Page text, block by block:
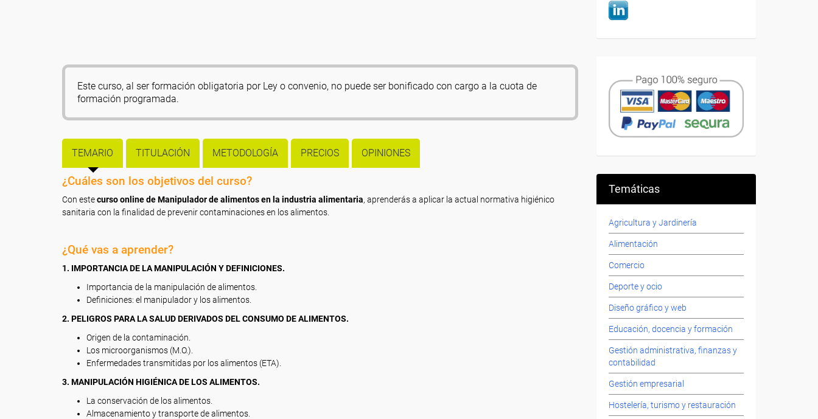
Este curso, al ser formación obligatoria por Ley o convenio, no puede ser bonificado con cargo a la cuota de
formación programada.
TEMARIO TITULACIÓN METODOLOGÍA PRECIOS OPINIONES
¿Cuáles son los objetivos del curso?
Con estecurso online de Manipulador de alimentos en la industria alimentaria, aprenderás a aplicar la actual normativa higiénico
sanitaria con la finalidad de prevenir contaminaciones en los alimentos.
¿Qué vas a aprender?
1. IMPORTANCIA DE LA MANIPULACIÓN Y DEFINICIONES.
Importancia de la manipulación de alimentos.
Definiciones: el manipulador y los alimentos.
2. PELIGROS PARA LA SALUD DERIVADOS DEL CONSUMO DE ALIMENTOS.
Origen de la contaminación.
Los microorganismos (M.O.).
Enfermedades transmitidas por los alimentos (ETA).
3. MANIPULACIÓN HIGIÉNICA DE LOS ALIMENTOS.
La conservación de los alimentos.
Almacenamiento y transporte de alimentos.
Temáticas
Agricultura y Jardinería
Alimentación
Comercio
Deporte y ocio
Diseño gráfico y web
Educación, docencia y formación
Gestión administrativa, finanzas y
contabilidad
Gestión empresarial
Hostelería, turismo y restauración